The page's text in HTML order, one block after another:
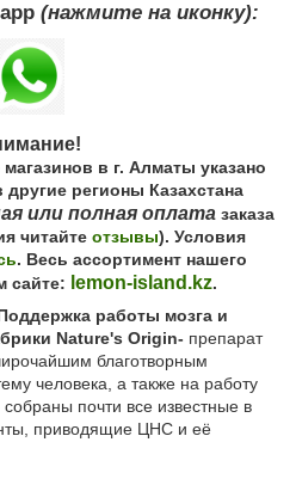
(нажмите на иконку):
в г. Алматы указано
другие регионы Казахстана
или полная оплатазаказа
читайте отзывы). Условия
. Весь ассортимент нашего
сайте: lemon-island.kz.
работы мозга и
Nature's Origin- препарат
благотворным
человека, а также на работу
почти все известные в
приводящие ЦНС и её